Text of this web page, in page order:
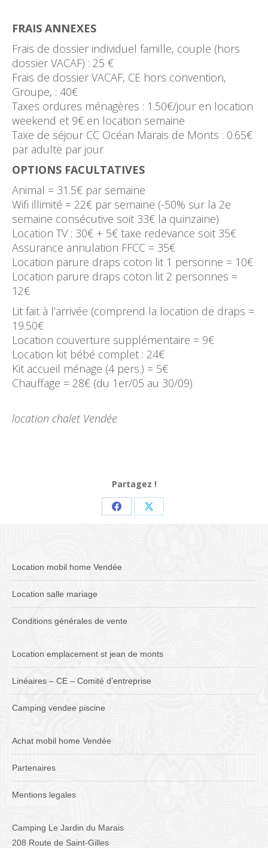
FRAIS ANNEXES
Frais de dossier individuel famille, couple (hors
dossier VACAF) : 25 €
Frais de dossier VACAF, CE hors convention,
Groupe, : 40€
Taxes ordures ménagères : 1.50€/jour en location
weekend et 9€ en location semaine
Taxe de séjour CC Océan Marais de Monts : 0.65€
par adulte par jour
OPTIONS FACULTATIVES
Animal = 31.5€ par semaine
Wifi illimité = 22€ par semaine (-50% sur la 2e
semaine consécutive soit 33€ la quinzaine)
Location TV : 30€ + 5€ taxe redevance soit 35€
Assurance annulation FFCC = 35€
Location parure draps coton lit 1 personne = 10€
Location parure draps coton lit 2 personnes =
12€
Lit fait à l’arrivée (comprend la location de draps =
19.50€
Location couverture supplémentaire = 9€
Location kit bébé complet : 24€
Kit accueil ménage (4 pers.) = 5€
Chauffage = 28€ (du 1er/05 au 30/09)
location chalet Vendée
Partagez !
PartagerPartager
Location mobil home Vendée
Location salle mariage
Conditions générales de vente
Location emplacement st jean de monts
Linéaires – CE – Comité d’entreprise
Camping vendee piscine
Achat mobil home Vendée
Partenaires
Mentions legales
Camping Le Jardin du Marais
208 Route de Saint-Gilles